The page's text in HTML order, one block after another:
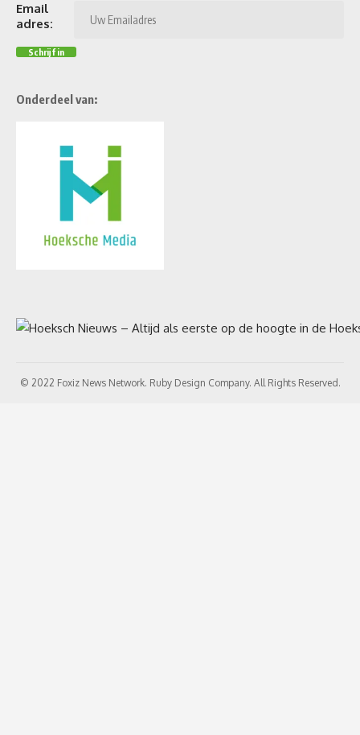
Email
adres:
Onderdeel van:
© 2022 Foxiz News Network. Ruby Design Company. All Rights Reserved.